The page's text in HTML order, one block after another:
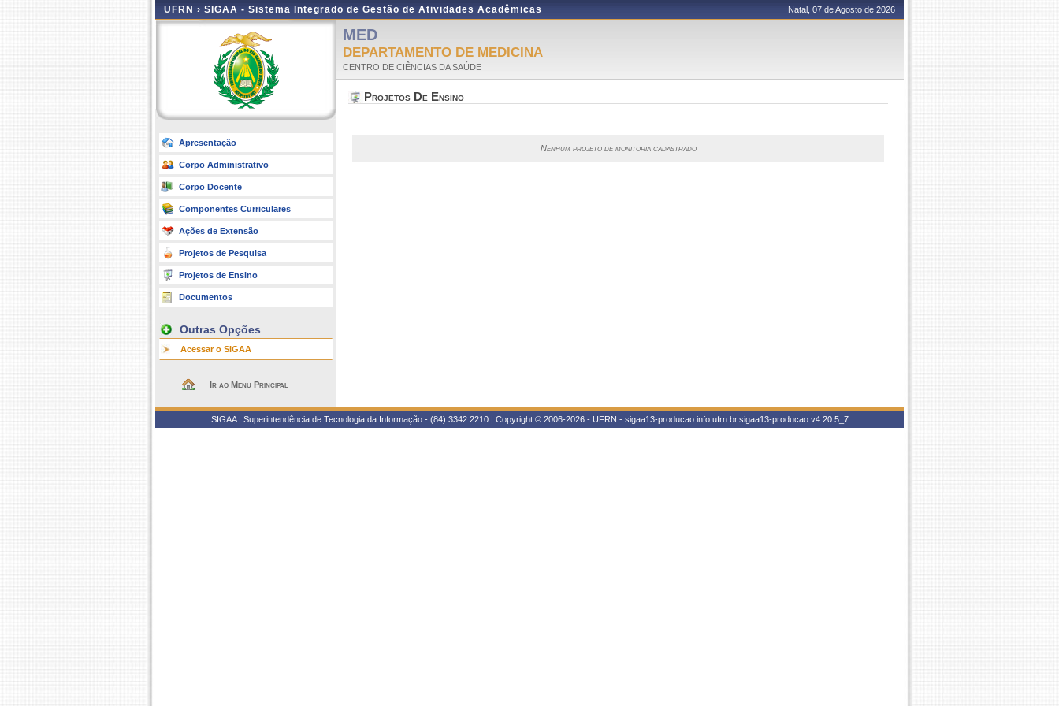
UFRN › SIGAA - Sistema Integrado de Gestão de Atividades Acadêmicas Natal, 07 de Agosto de 2026
Apresentação
Corpo Administrativo
Corpo Docente
Componentes Curriculares
Ações de Extensão
Projetos de Pesquisa
Projetos de Ensino
Documentos
Outras Opções
Acessar o SIGAA
Ir ao Menu Principal
MED
DEPARTAMENTO DE MEDICINA
CENTRO DE CIÊNCIAS DA SAÚDE
Projetos De Ensino
Nenhum projeto de monitoria cadastrado
SIGAA | Superintendência de Tecnologia da Informação - (84) 3342 2210 | Copyright © 2006-2026 - UFRN - sigaa13-producao.info.ufrn.br.sigaa13-producao v4.20.5_7